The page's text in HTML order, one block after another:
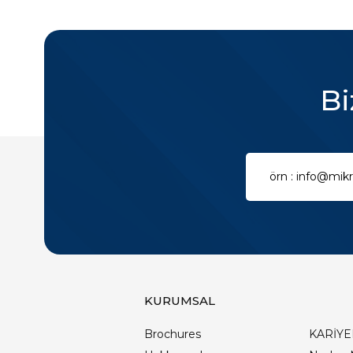
KURUMSAL
Brochures